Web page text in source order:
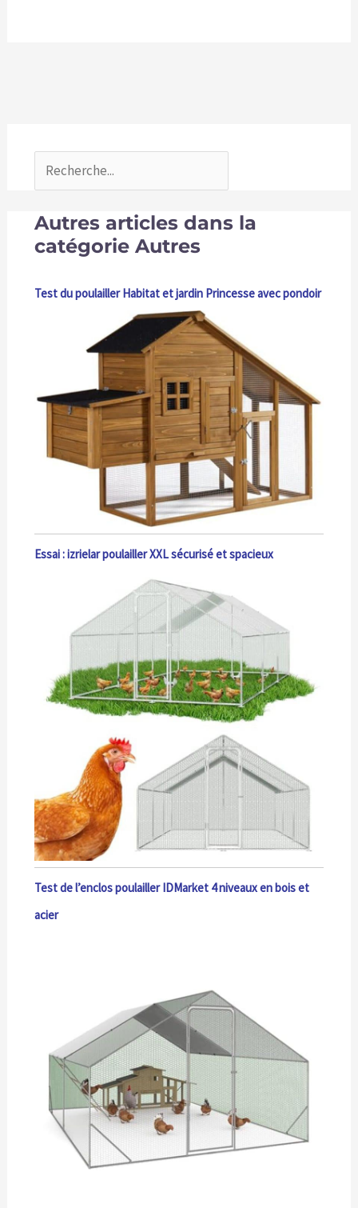
Autres articles dans la
catégorie Autres
Test du poulailler Habitat et jardin Princesse avec pondoir
Essai : izrielar poulailler XXL sécurisé et spacieux
Test de l’enclos poulailler IDMarket 4 niveaux en bois et
acier